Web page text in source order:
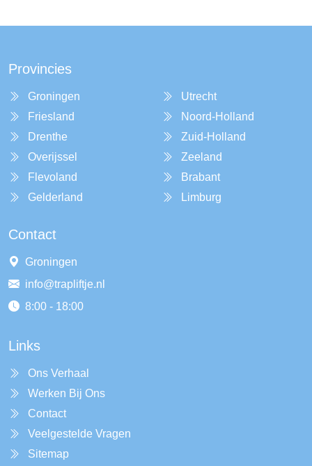
Provincies
Groningen
Friesland
Drenthe
Overijssel
Flevoland
Gelderland
Utrecht
Noord-Holland
Zuid-Holland
Zeeland
Brabant
Limburg
Contact
Groningen
info@trapliftje.nl
8:00 - 18:00
Links
Ons Verhaal
Werken Bij Ons
Contact
Veelgestelde Vragen
Sitemap